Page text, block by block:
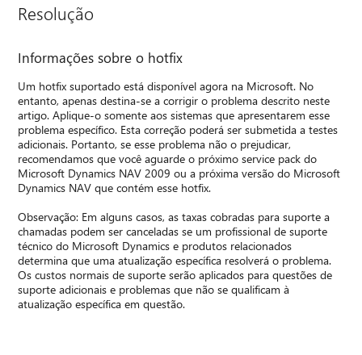
Resolução
Informações sobre o hotfix
Um hotfix suportado está disponível agora na Microsoft. No
entanto, apenas destina-se a corrigir o problema descrito neste
artigo. Aplique-o somente aos sistemas que apresentarem esse
problema específico. Esta correção poderá ser submetida a testes
adicionais. Portanto, se esse problema não o prejudicar,
recomendamos que você aguarde o próximo service pack do
Microsoft Dynamics NAV 2009 ou a próxima versão do Microsoft
Dynamics NAV que contém esse hotfix.
Observação: Em alguns casos, as taxas cobradas para suporte a
chamadas podem ser canceladas se um profissional de suporte
técnico do Microsoft Dynamics e produtos relacionados
determina que uma atualização específica resolverá o problema.
Os custos normais de suporte serão aplicados para questões de
suporte adicionais e problemas que não se qualificam à
atualização específica em questão.